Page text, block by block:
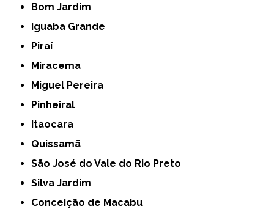
Bom Jardim
Iguaba Grande
Piraí
Miracema
Miguel Pereira
Pinheiral
Itaocara
Quissamã
São José do Vale do Rio Preto
Silva Jardim
Conceição de Macabu